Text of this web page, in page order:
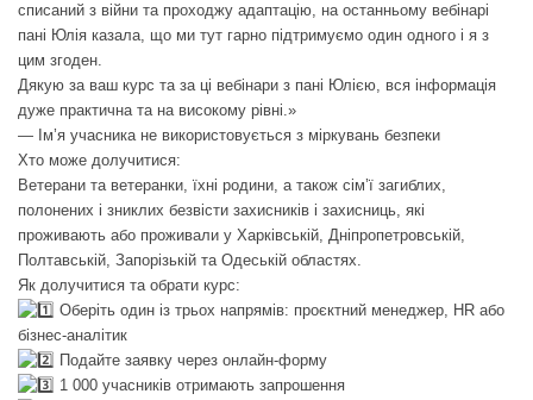
списаний з війни та проходжу адаптацію, на останньому вебінарі
пані Юлія казала, що ми тут гарно підтримуємо один одного і я з
цим згоден.
Дякую за ваш курс та за ці вебінари з пані Юлією, вся інформація
дуже практична та на високому рівні.»
— Ім’я учасника не використовується з міркувань безпеки
Хто може долучитися:
Ветерани та ветеранки, їхні родини, а також сім’ї загиблих,
полонених і зниклих безвісти захисників і захисниць, які
проживають або проживали у Харківській, Дніпропетровській,
Полтавській, Запорізькій та Одеській областях.
Як долучитися та обрати курс:
Оберіть один із трьох напрямів: проєктний менеджер, HR або
бізнес-аналітик
Подайте заявку через онлайн-форму
1 000 учасників отримають запрошення